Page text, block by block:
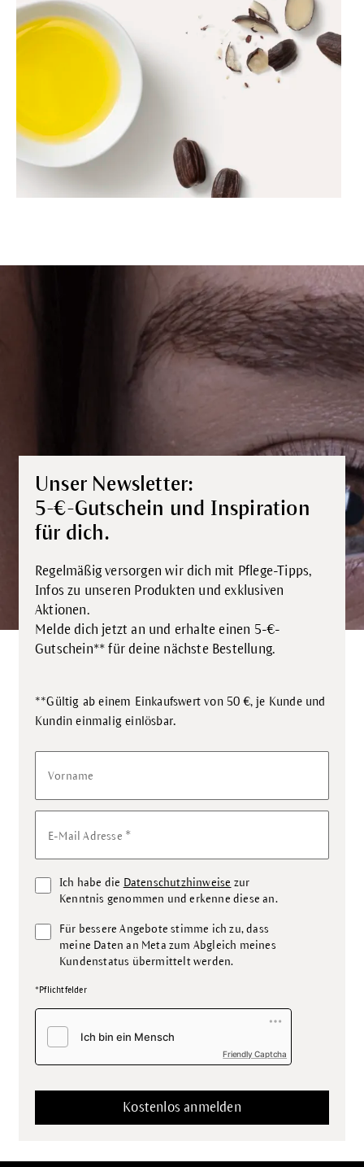
Unser Newsletter:
5-€-Gutschein und Inspiration
für dich.
Regelmäßig versorgen wir dich mit Pflege-Tipps,
Infos zu unseren Produkten und exklusiven
Aktionen.
Melde dich jetzt an und erhalte einen 5-€-
Gutschein** für deine nächste Bestellung.
**Gültig ab einem Einkaufswert von 50 €, je Kunde und
Kundin einmalig einlösbar.
Vorname
E-Mail Adresse *
Ich habe die Datenschutzhinweise zur
Kenntnis genommen und erkenne diese an.
Für bessere Angebote stimme ich zu, dass
meine Daten an Meta zum Abgleich meines
Kundenstatus übermittelt werden.
*Pflichtfelder
Friendly Captcha